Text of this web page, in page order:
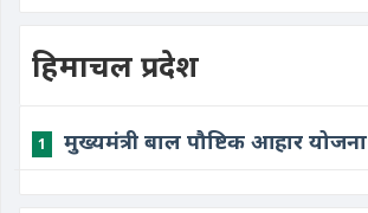
हिमाचल प्रदेश
1 मुख्यमंत्री बाल पौष्टिक आहार योजना